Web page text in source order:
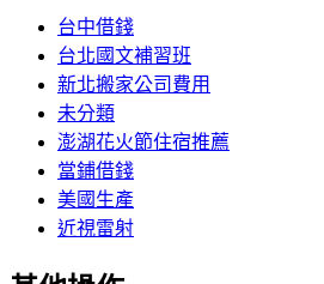
台中借錢
台北國文補習班
新北搬家公司費用
未分類
澎湖花火節住宿推薦
當鋪借錢
美國生產
近視雷射